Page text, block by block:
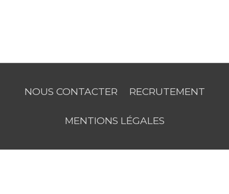
NOUS CONTACTER RECRUTEMENT
MENTIONS LÉGALES